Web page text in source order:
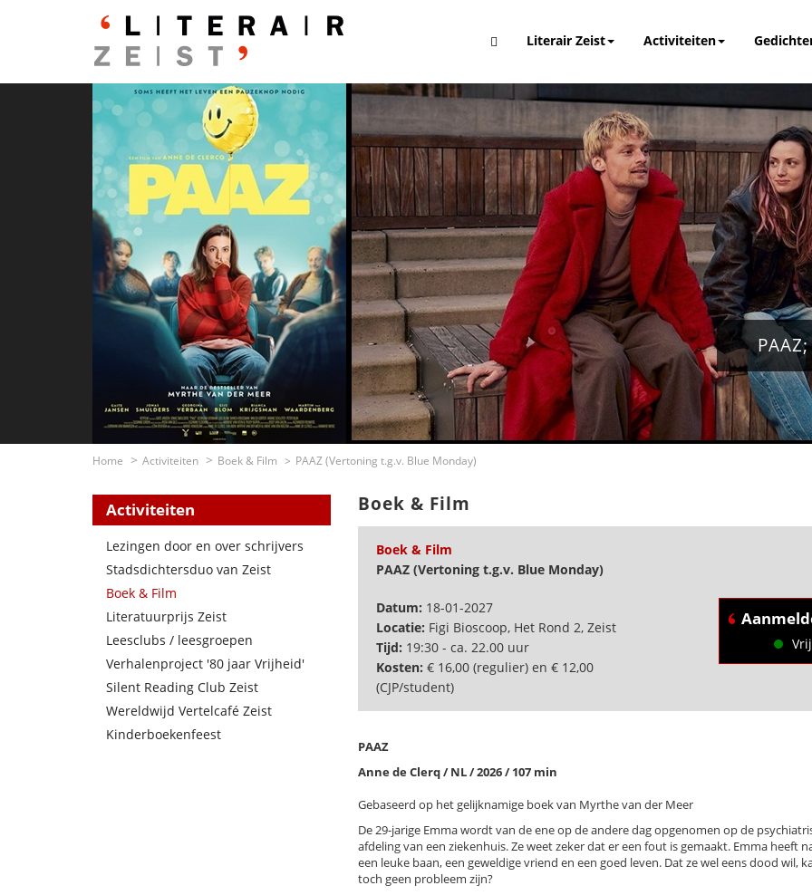
Literair Zeist Activiteiten
Home Activiteiten Boek & Film PAAZ (Vertoning t.g.v. Blue Monday)
Activiteiten
Lezingen door en over schrijvers
Stadsdichtersduo van Zeist
Boek & Film
Literatuurprijs Zeist
Leesclubs / leesgroepen
Verhalenproject '80 jaar Vrijheid'
Silent Reading Club Zeist
Wereldwijd Vertelcafé Zeist
Kinderboekenfeest
Boek & Film
Boek & Film
PAAZ (Vertoning t.g.v. Blue Monday)
Datum: 18-01-2027
Locatie: Figi Bioscoop, Het Rond 2, Zeist
Tijd: 19:30 - ca. 22.00 uur
Kosten: € 16,00 (regulier) en € 12,00
(CJP/student)
Vrij
PAAZ
Anne de Clerq / NL / 2026 / 107 min
Gebaseerd op het gelijknamige boek van Myrthe van der Meer
De 29-jarige Emma wordt van de ene op de andere dag opgenomen op de
afdeling van een ziekenhuis. Ze weet zeker dat er een fout is gemaakt. Emma heeft
een leuke baan, een geweldige vriend en een goed leven. Dat ze wel eens dood wil,
toch geen probleem zijn?